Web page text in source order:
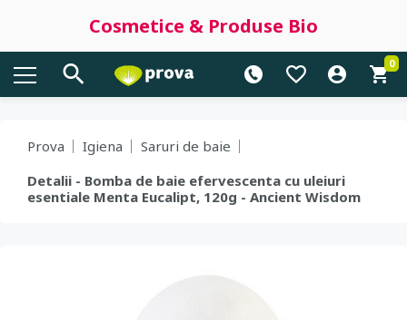
Cosmetice & Produse Bio
0
Prova Igiena
Saruri de baie
Detalii - Bomba de baie efervescenta cu uleiuri
esentiale Menta Eucalipt, 120g - Ancient Wisdom